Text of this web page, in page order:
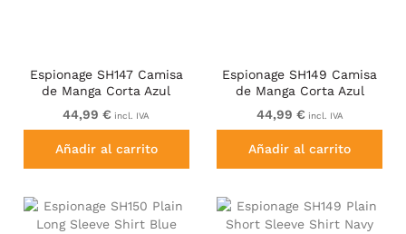
Espionage SH147 Camisa
de Manga Corta Azul
Marino
44,99 € incl. IVA
Añadir al carrito
Espionage SH149 Camisa
de Manga Corta Azul
44,99 € incl. IVA
Añadir al carrito